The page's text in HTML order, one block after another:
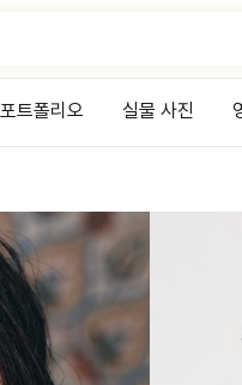
포트폴리오 실물 사진